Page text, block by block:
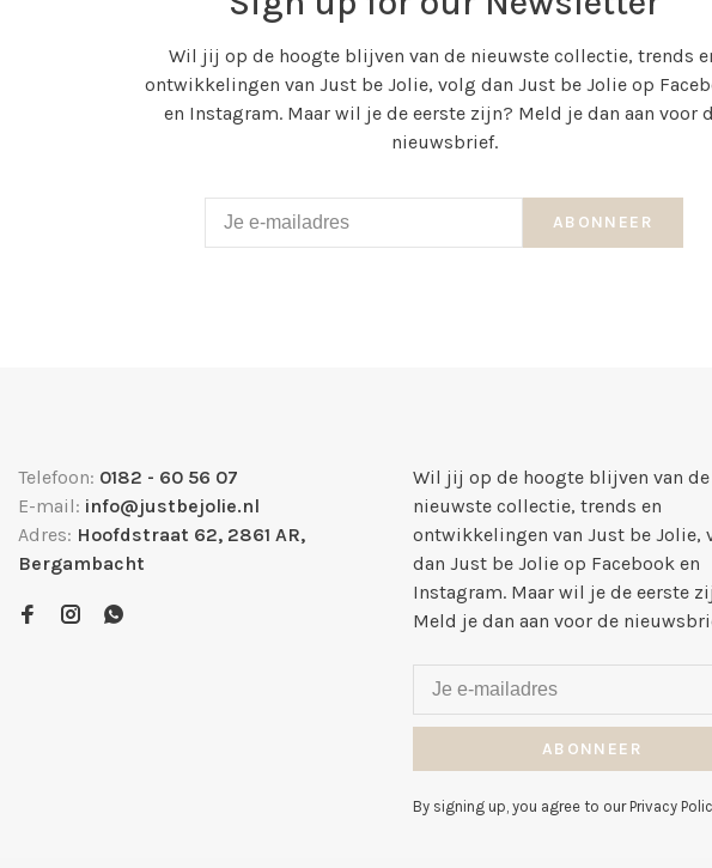
Wil jij op de hoogte blijven van de nieuwste collectie, trends
ontwikkelingen van Just be Jolie, volg dan Just be Jolie op
en Instagram. Maar wil je de eerste zijn? Meld je dan aan voor
nieuwsbrief.
ABONNEER
Telefoon: 0182 - 60 56 07
E-mail: info@justbejolie.nl
Adres: Hoofdstraat 62, 2861 AR,
Bergambacht
Wil jij op de hoogte blijven van de
nieuwste collectie, trends en
ontwikkelingen van Just be Jolie,
dan Just be Jolie op Facebook en
Instagram. Maar wil je de eerste
Meld je dan aan voor de
ABONNEER
By signing up, you agree to our Privacy